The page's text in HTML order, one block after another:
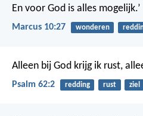
En voor God is alles mogelijk.’
Marcus 10:27 wonderen
Alleen bij God krijg ik rust,
Psalm 62:2 redding rust ziel